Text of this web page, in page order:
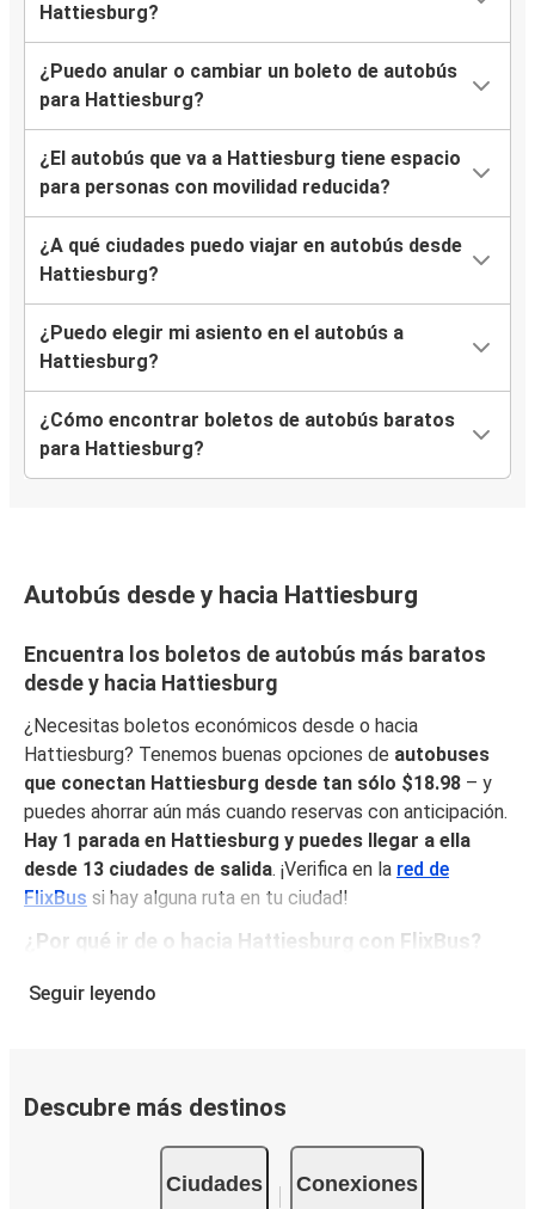
Hattiesburg?
¿Puedo anular o cambiar un boleto de autobús
para Hattiesburg?
¿El autobús que va a Hattiesburg tiene espacio
para personas con movilidad reducida?
¿A qué ciudades puedo viajar en autobús desde
Hattiesburg?
¿Puedo elegir mi asiento en el autobús a
Hattiesburg?
¿Cómo encontrar boletos de autobús baratos
para Hattiesburg?
Autobús desde y hacia Hattiesburg
Encuentra los boletos de autobús más baratos
desde y hacia Hattiesburg
¿Necesitas boletos económicos desde o hacia
Hattiesburg? Tenemos buenas opciones de autobuses
que conectan Hattiesburg desde tan sólo $18.98 – y
puedes ahorrar aún más cuando reservas con anticipación.
Hay 1 parada en Hattiesburg y puedes llegar a ella
desde 13 ciudades de salida. ¡Verifica en la red de
FlixBus si hay alguna ruta en tu ciudad!
¿Por qué ir de o hacia Hattiesburg con FlixBus?
FlixBus combina precios bajos con comodidad para
enchufes. Escoge tu asiento favorito al reservar y viaja
equipaje de mano y una pieza de equipaje facturado.
Seguir leyendo
Descubre más destinos
Ciudades Conexiones